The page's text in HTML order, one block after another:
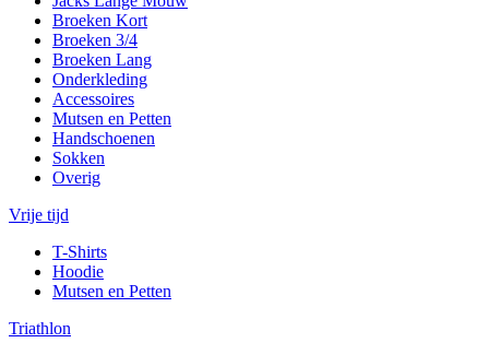
Broeken Kort
Broeken 3/4
Broeken Lang
Onderkleding
Accessoires
Mutsen en Petten
Handschoenen
Sokken
Overig
Vrije tijd
T-Shirts
Hoodie
Mutsen en Petten
Triathlon